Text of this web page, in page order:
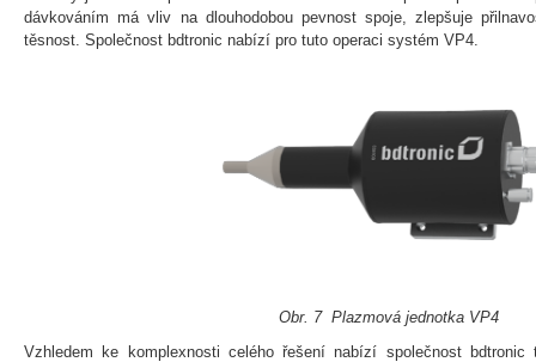
dávkováním má vliv na dlouhodobou pevnost spoje, zlepšuje
těsnost. Společnost bdtronic nabízí pro tuto operaci systém VP4.
Obr. 7 Plazmová jednotka VP4
Vzhledem ke komplexnosti celého řešení nabízí společnost bdtronic